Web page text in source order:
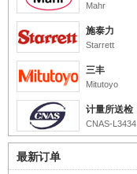
Mahr
施泰力
Starrett
三丰
Mitutoyo
计量所送检
CNAS-L3434
最新订单